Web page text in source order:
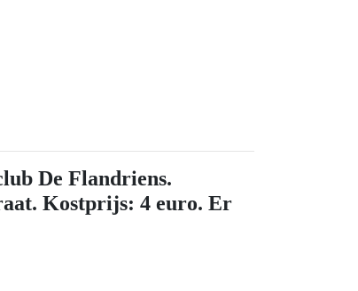
De Flandriens.
Kostprijs: 4 euro. Er